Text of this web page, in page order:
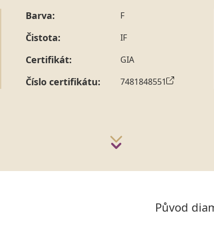
Barva: F
Čistota: IF
Certifikát: GIA
Číslo certifikátu: 7481848551
Původ